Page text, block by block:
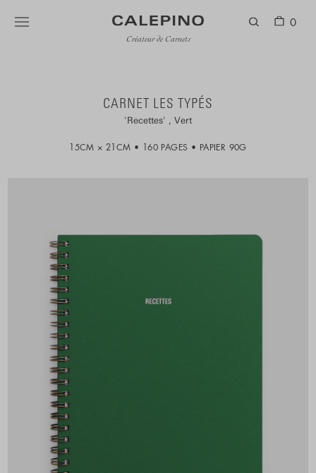
Créateur de Carnets
0
CARNET LES TYPÉS
Recettes Vert
15CM × 21CM 160 PAGES PAPIER 90G